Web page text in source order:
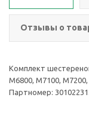
Отзывы о
Комплект
M6800, M7100,
Партномер: